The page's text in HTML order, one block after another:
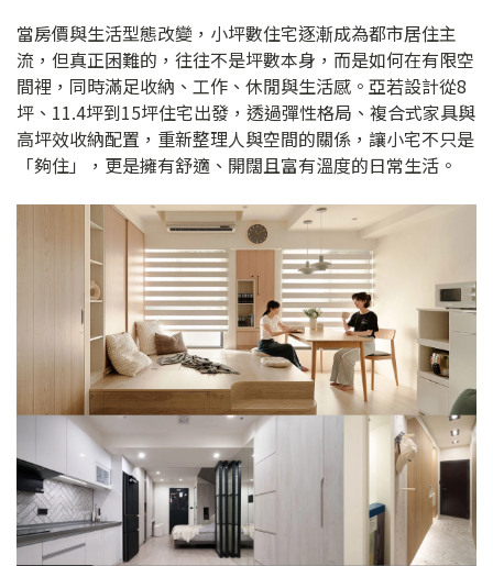
當房價與生活型態改變，小坪數住宅逐漸成為都市居住主
流，但真正困難的，往往不是坪數本身，而是如何在有限空
間裡，同時滿足收納、工作、休閒與生活感。亞若設計從8
坪、11.4坪到15坪住宅出發，透過彈性格局、複合式家具與
高坪效收納配置，重新整理人與空間的關係，讓小宅不只是
「夠住」，更是擁有舒適、開闊且富有溫度的日常生活。